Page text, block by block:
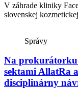
V záhrade kliniky
slovenskej
Správy
Na prokurátorku
sektami AllatRa
disciplinárny